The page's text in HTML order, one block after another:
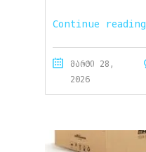
Continue reading
მარტი 28,
2026